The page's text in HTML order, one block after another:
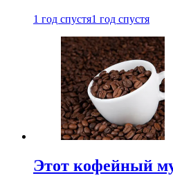
1 год спустя1 год спустя
Этот кофейный